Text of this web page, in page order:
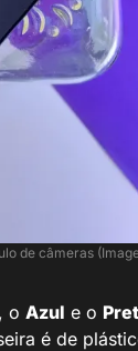
de câmeras
o Azul e o
é de